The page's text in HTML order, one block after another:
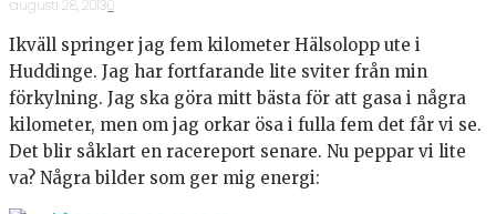
·augusti 28, 2013·0
Ikväll springer jag fem kilometer Hälsolopp ute i
Huddinge. Jag har fortfarande lite sviter från min
förkylning. Jag ska göra mitt bästa för att gasa i några
kilometer, men om jag orkar ösa i fulla fem det får vi se.
Det blir såklart en racereport senare. Nu peppar vi lite
va? Några bilder som ger mig energi: